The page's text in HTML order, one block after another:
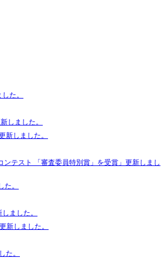
た。
しました。
新しました。
テスト 「審査委員特別賞」を受賞」更新しまし
。
ました。
新しました。
た。